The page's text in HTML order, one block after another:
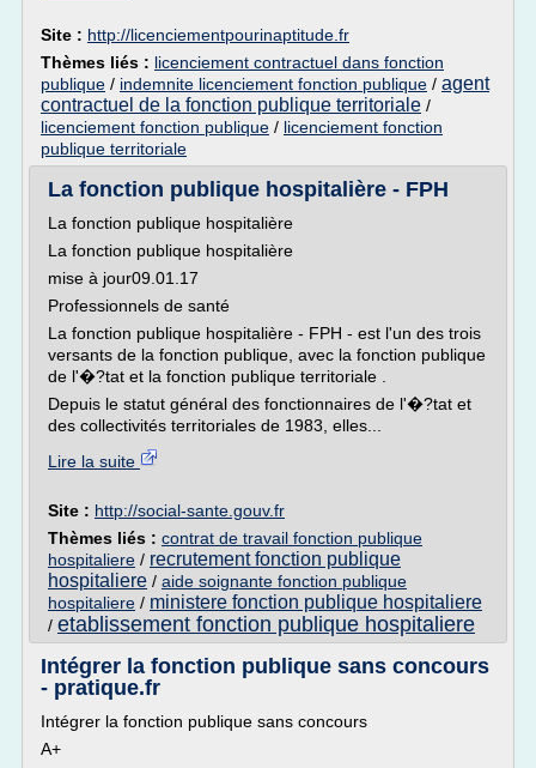
Site : http://licenciementpourinaptitude.fr
Thèmes liés : licenciement contractuel dans fonction
publique / indemnite licenciement fonction publique / agent
contractuel de la fonction publique territoriale /
licenciement fonction publique / licenciement fonction
publique territoriale
La fonction publique hospitalière - FPH
La fonction publique hospitalière
La fonction publique hospitalière
mise à jour09.01.17
Professionnels de santé
La fonction publique hospitalière - FPH - est l'un des trois
versants de la fonction publique, avec la fonction publique
de l'�?tat et la fonction publique territoriale .
Depuis le statut général des fonctionnaires de l'�?tat et
des collectivités territoriales de 1983, elles...
Lire la suite
Site : http://social-sante.gouv.fr
Thèmes liés : contrat de travail fonction publique
hospitaliere / recrutement fonction publique
hospitaliere / aide soignante fonction publique
hospitaliere / ministere fonction publique hospitaliere
/ etablissement fonction publique hospitaliere
Intégrer la fonction publique sans concours
- pratique.fr
Intégrer la fonction publique sans concours
A+